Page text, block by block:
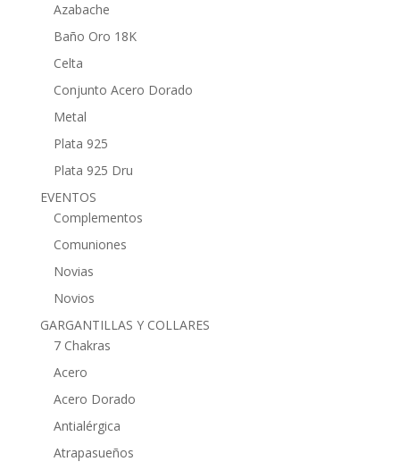
Azabache
Baño Oro 18K
Celta
Conjunto Acero Dorado
Metal
Plata 925
Plata 925 Dru
EVENTOS
Complementos
Comuniones
Novias
Novios
GARGANTILLAS Y COLLARES
7 Chakras
Acero
Acero Dorado
Antialérgica
Atrapasueños